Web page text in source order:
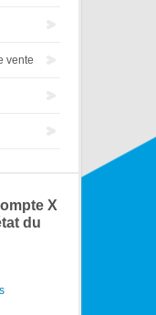
vente
X
du